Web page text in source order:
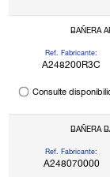
BAÑERA
Ref. Fabricante:
A248200R3C
Consulte
BAÑERA
Ref. Fabricante:
A248070000